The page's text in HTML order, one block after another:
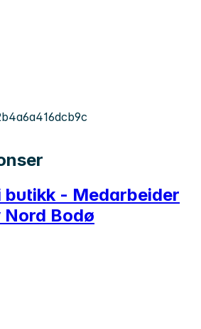
butikk - Medarbeider
Bodø